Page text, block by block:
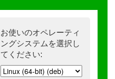
お使いのオペレーティ
ングシステムを選択し
てください: